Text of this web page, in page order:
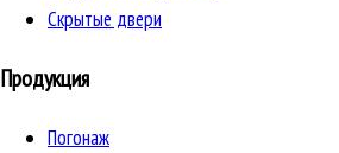
Скрытые двери
Продукция
Погонаж